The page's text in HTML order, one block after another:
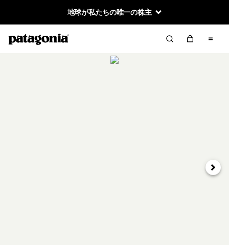
地球が私たちの唯一の株主
次へ